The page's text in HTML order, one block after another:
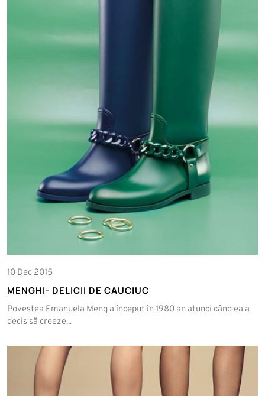
10 Dec 2015
MENGHI- DELICII DE CAUCIUC
Povestea Emanuela Meng a început în 1980 an atunci când ea a
decis să creeze...